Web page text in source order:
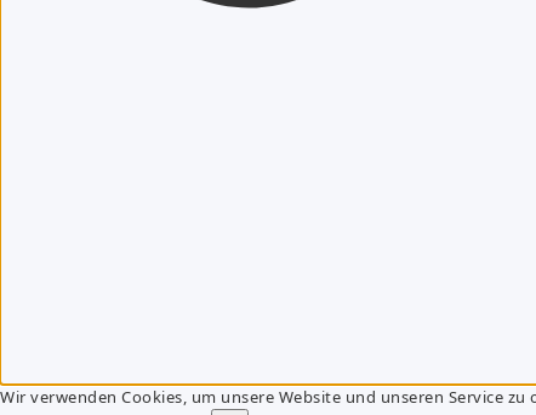
Wir verwenden Cookies, um unsere Website und unseren Service zu